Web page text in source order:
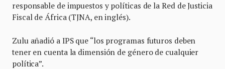
responsable de impuestos y políticas de la Red de Justicia
Fiscal de África (TJNA, en inglés).
Zulu añadió a IPS que “los programas futuros deben
tener en cuenta la dimensión de género de cualquier
política”.